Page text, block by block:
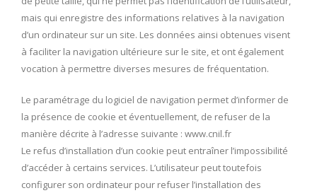
mais qui enregistre des informations relatives à la navigation
d’un ordinateur sur un site. Les données ainsi obtenues visent
à faciliter la navigation ultérieure sur le site, et ont également
vocation à permettre diverses mesures de fréquentation.
Le paramétrage du logiciel de navigation permet d’informer de
la présence de cookie et éventuellement, de refuser de la
manière décrite à l’adresse suivante : www.cnil.fr
Le refus d’installation d’un cookie peut entraîner l’impossibilité
d’accéder à certains services. L’utilisateur peut toutefois
configurer son ordinateur pour refuser l’installation des